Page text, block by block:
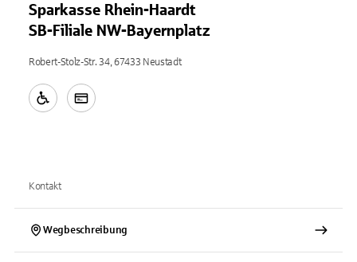
Sparkasse Rhein-Haardt
SB-Filiale NW-Bayernplatz
Robert-Stolz-Str. 34, 67433 Neustadt
Kontakt
Wegbeschreibung